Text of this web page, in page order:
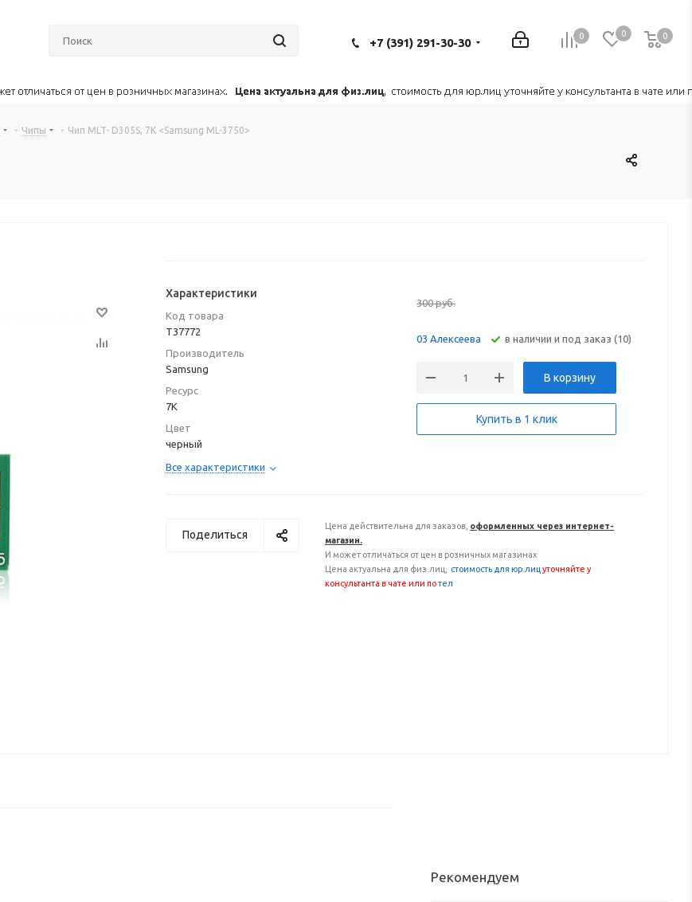
0 0 0
0
+7 (391) 291-30-30
- Чипы - Чип MLT- D305S, 7K <Samsung ML-3750>
Характеристики
Код товара
T37772
Производитель
Samsung
Ресурс
7K
Цвет
черный
Все характеристики
300руб.
03 Алексеева В наличии и под заказ (10)
В корзину
Купить в 1 клик
Поделиться
Цена действительна для заказов, оформленных через интернет-
магазин.
И может отличаться от цен в розничных магазинах
Цена актуальна для физ.лиц,
стоимость для юр.лиц уточняйте у
консультанта в чате или потел
Рекомендуем